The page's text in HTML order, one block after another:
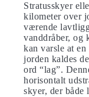
Stratusskyer
kilometer over
værende
vanddråber, og
kan varsle at
jorden kaldes
ord “lag”.
horisontalt
skyer, der både